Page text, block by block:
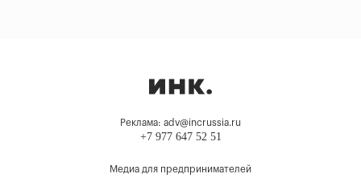
Реклама: adv@incrussia.ru
+7 977 647 52 51
Медиа для предпринимателей